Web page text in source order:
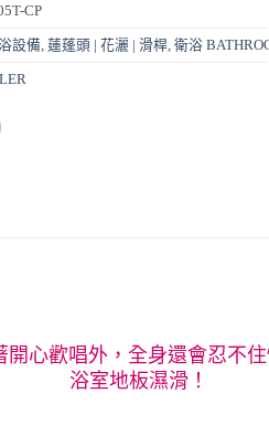
CP
設備 蓮蓬頭 | 花灑 | 滑桿 衛浴
開心歡唱外，全身還會忍不
浴室地板濕滑！